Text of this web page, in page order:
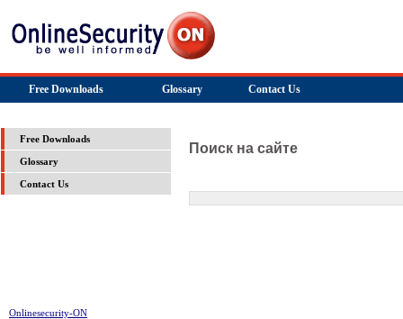
Free Downloads Glossary Contact Us
Free Downloads
Glossary
Contact Us
Поиск на сайте
Onlinesecurity-ON